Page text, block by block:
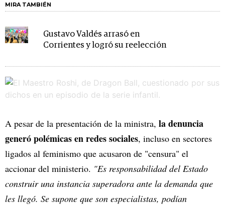
MIRA TAMBIÉN
Gustavo Valdés arrasó en
Corrientes y logró su reelección
A pesar de la presentación de la ministra, la denuncia
generó polémicas en redes sociales, incluso en sectores
ligados al feminismo que acusaron de "censura" el
accionar del ministerio. "Es responsabilidad del Estado
construir una instancia superadora ante la demanda que
les llegó. Se supone que son especialistas, podían